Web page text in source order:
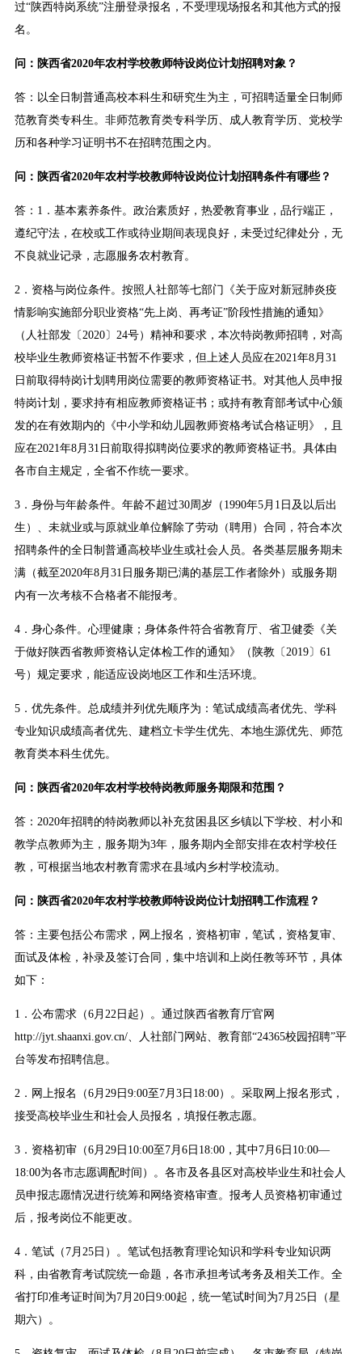
过“陕西特岗系统”注册登录报名，不受理现场报名和其他方式的报
名。
问：陕西省2020年农村学校教师特设岗位计划招聘对象？
答：以全日制普通高校本科生和研究生为主，可招聘适量全日制师
范教育类专科生。非师范教育类专科学历、成人教育学历、党校学
历和各种学习证明书不在招聘范围之内。
问：陕西省2020年农村学校教师特设岗位计划招聘条件有哪些？
答：1．基本素养条件。政治素质好，热爱教育事业，品行端正，
遵纪守法，在校或工作或待业期间表现良好，未受过纪律处分，无
不良就业记录，志愿服务农村教育。
2．资格与岗位条件。按照人社部等七部门《关于应对新冠肺炎疫
情影响实施部分职业资格“先上岗、再考证”阶段性措施的通知》
（人社部发〔2020〕24号）精神和要求，本次特岗教师招聘，对高
校毕业生教师资格证书暂不作要求，但上述人员应在2021年8月31
日前取得特岗计划聘用岗位需要的教师资格证书。对其他人员申报
特岗计划，要求持有相应教师资格证书；或持有教育部考试中心颁
发的在有效期内的《中小学和幼儿园教师资格考试合格证明》，且
应在2021年8月31日前取得拟聘岗位要求的教师资格证书。具体由
各市自主规定，全省不作统一要求。
3．身份与年龄条件。年龄不超过30周岁（1990年5月1日及以后出
生）、未就业或与原就业单位解除了劳动（聘用）合同，符合本次
招聘条件的全日制普通高校毕业生或社会人员。各类基层服务期未
满（截至2020年8月31日服务期已满的基层工作者除外）或服务期
内有一次考核不合格者不能报考。
4．身心条件。心理健康；身体条件符合省教育厅、省卫健委《关
于做好陕西省教师资格认定体检工作的通知》（陕教〔2019〕61
号）规定要求，能适应设岗地区工作和生活环境。
5．优先条件。总成绩并列优先顺序为：笔试成绩高者优先、学科
专业知识成绩高者优先、建档立卡学生优先、本地生源优先、师范
教育类本科生优先。
问：陕西省2020年农村学校特岗教师服务期限和范围？
答：2020年招聘的特岗教师以补充贫困县区乡镇以下学校、村小和
教学点教师为主，服务期为3年，服务期内全部安排在农村学校任
教，可根据当地农村教育需求在县域内乡村学校流动。
问：陕西省2020年农村学校教师特设岗位计划招聘工作流程？
答：主要包括公布需求，网上报名，资格初审，笔试，资格复审、
面试及体检，补录及签订合同，集中培训和上岗任教等环节，具体
如下：
1．公布需求（6月22日起）。通过陕西省教育厅官网
http://jyt.shaanxi.gov.cn/、人社部门网站、教育部“24365校园招聘”平
台等发布招聘信息。
2．网上报名（6月29日9:00至7月3日18:00）。采取网上报名形式，
接受高校毕业生和社会人员报名，填报任教志愿。
3．资格初审（6月29日10:00至7月6日18:00，其中7月6日10:00—
18:00为各市志愿调配时间）。各市及各县区对高校毕业生和社会人
员申报志愿情况进行统筹和网络资格审查。报考人员资格初审通过
后，报考岗位不能更改。
4．笔试（7月25日）。笔试包括教育理论知识和学科专业知识两
科，由省教育考试院统一命题，各市承担考试考务及相关工作。全
省打印准考证时间为7月20日9:00起，统一笔试时间为7月25日（星
期六）。